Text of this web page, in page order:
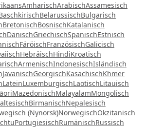
AmharischArabischAssamesisch
BelarussischBulgarisch
BretonischBosnischKatalanisch
DänischGriechischSpanischEstnisch
FäröischFranzösischGalicisch
HebräischHindiKroatisch
ArmenischIndonesischIsländisch
JavanischGeorgischKasachischKhmer
LateinLuxemburgischLaotischLitauisch
MazedonischMalayalamMongolisch
BirmanischNepalesisch
(Nynorsk)NorwegischOkzitanisch
PortugiesischRumänischRussisch